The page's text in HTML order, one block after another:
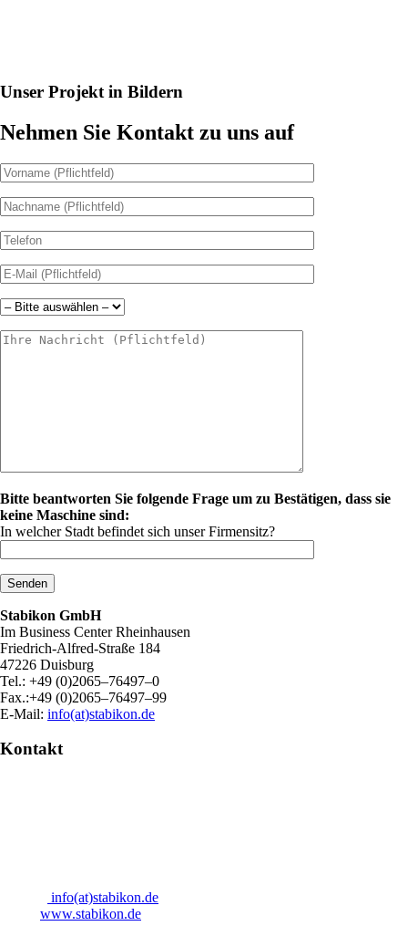
Unser Projekt in Bildern
Nehmen Sie Kontakt zu uns auf
Bitte beantworten Sie folgende Frage um zu Bestätigen, dass sie
keine Maschine sind:
In welcher Stadt befindet sich unser Firmensitz?
Stabikon GmbH
Im Business Center Rheinhausen
Friedrich-Alfred-Straße 184
47226 Duisburg
Tel.: +49 (0)2065–76497–0
Fax.:+49 (0)2065–76497–99
E-Mail: info(at)stabikon.de
Kontakt
info(at)stabikon.de
www.stabikon.de